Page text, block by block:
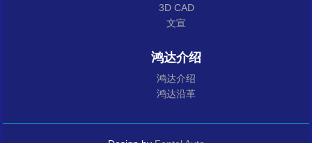
3D CAD
文宣
鸿达介绍
鸿达介绍
鸿达沿革